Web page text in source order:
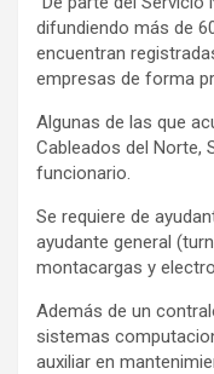
difundiendo más de
encuentran
empresas de forma
Algunas de las que
Cableados del Norte,
funcionario.
Se requiere de
ayudante general
montacargas y
Además de un
sistemas
auxiliar en